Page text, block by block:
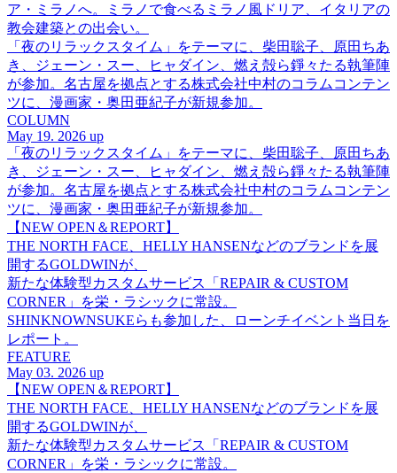
ア・ミラノへ。ミラノで食べるミラノ風ドリア、イタリアの
教会建築との出会い。
「夜のリラックスタイム」をテーマに、柴田聡子、原田ちあ
き、ジェーン・スー、ヒャダイン、燃え殻ら錚々たる執筆陣
が参加。名古屋を拠点とする株式会社中村のコラムコンテン
ツに、漫画家・奥田亜紀子が新規参加。
COLUMN
May 19. 2026 up
「夜のリラックスタイム」をテーマに、柴田聡子、原田ちあ
き、ジェーン・スー、ヒャダイン、燃え殻ら錚々たる執筆陣
が参加。名古屋を拠点とする株式会社中村のコラムコンテン
ツに、漫画家・奥田亜紀子が新規参加。
【NEW OPEN＆REPORT】
THE NORTH FACE、HELLY HANSENなどのブランドを展
開するGOLDWINが、
新たな体験型カスタムサービス「REPAIR & CUSTOM
CORNER」を栄・ラシックに常設。
SHINKNOWNSUKEらも参加した、ローンチイベント当日を
レポート。
FEATURE
May 03. 2026 up
【NEW OPEN＆REPORT】
THE NORTH FACE、HELLY HANSENなどのブランドを展
開するGOLDWINが、
新たな体験型カスタムサービス「REPAIR & CUSTOM
CORNER」を栄・ラシックに常設。